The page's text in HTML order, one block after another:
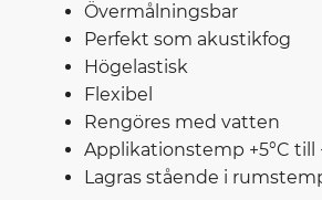
Övermålningsbar
Perfekt som akustikfog
Högelastisk
Flexibel
Rengöres med vatten
Applikationstemp +5°C till
Lagras stående i